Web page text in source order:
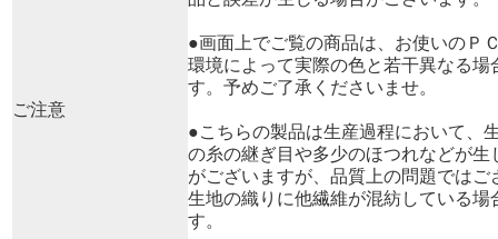
ご注意
●画面上でご覧の商品は、お使いのＰ
環境によって実際の色と若干異なる場
す。予めご了承くださいませ。
●こちらの製品は生産過程において、
の糸の継ぎ目や多少のほつれなどが生
がございますが、品質上の問題ではご
生地の織りに他繊維が混紡している場
す。